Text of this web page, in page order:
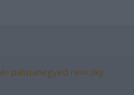
palotanegyed reviczky